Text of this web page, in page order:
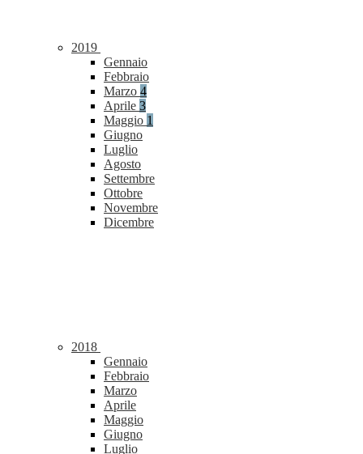
2019
Gennaio
Febbraio
Marzo 4
Aprile 3
Maggio 1
Giugno
Luglio
Agosto
Settembre
Ottobre
Novembre
Dicembre
2018
Gennaio
Febbraio
Marzo
Aprile
Maggio
Giugno
Luglio